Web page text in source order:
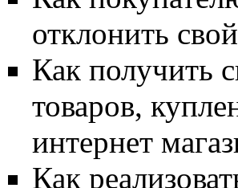
отклонить
Как получить
товаров,
интернет
Как